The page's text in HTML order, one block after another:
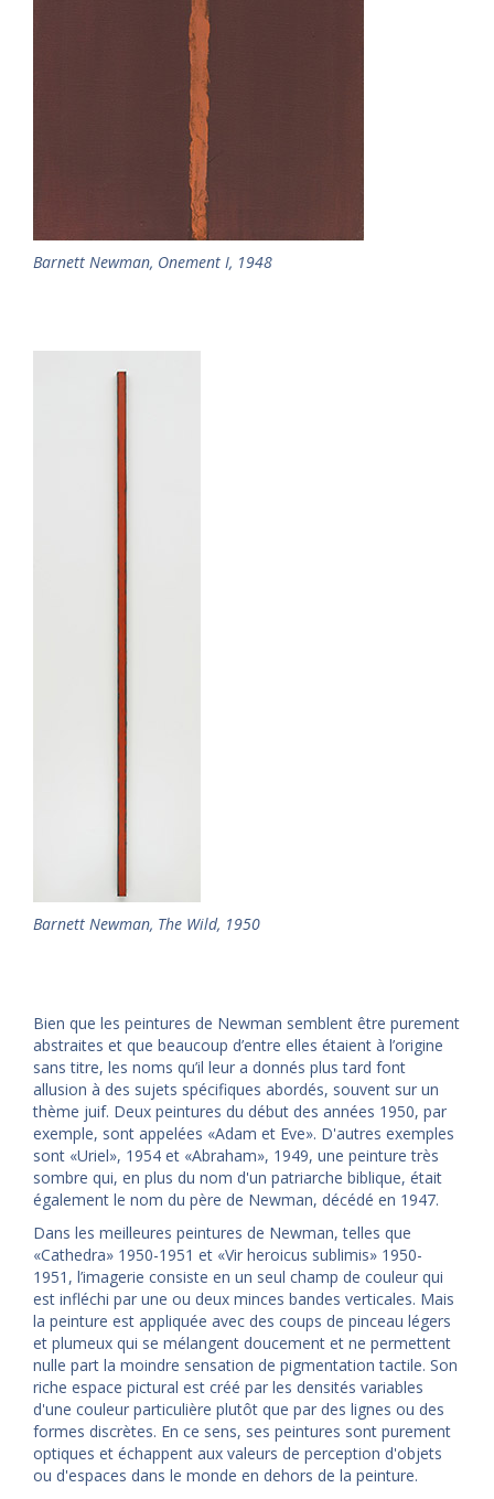
Barnett Newman, Onement I, 1948
Barnett Newman, The Wild, 1950
Bien que les peintures de Newman semblent être purement
abstraites et que beaucoup d’entre elles étaient à l’origine
sans titre, les noms qu’il leur a donnés plus tard font
allusion à des sujets spécifiques abordés, souvent sur un
thème juif. Deux peintures du début des années 1950, par
exemple, sont appelées «Adam et Eve». D'autres exemples
sont «Uriel», 1954 et «Abraham», 1949, une peinture très
sombre qui, en plus du nom d'un patriarche biblique, était
également le nom du père de Newman, décédé en 1947.
Dans les meilleures peintures de Newman, telles que
«Cathedra» 1950-1951 et «Vir heroicus sublimis» 1950-
1951, l’imagerie consiste en un seul champ de couleur qui
est infléchi par une ou deux minces bandes verticales. Mais
la peinture est appliquée avec des coups de pinceau légers
et plumeux qui se mélangent doucement et ne permettent
nulle part la moindre sensation de pigmentation tactile. Son
riche espace pictural est créé par les densités variables
d'une couleur particulière plutôt que par des lignes ou des
formes discrètes. En ce sens, ses peintures sont purement
optiques et échappent aux valeurs de perception d'objets
ou d'espaces dans le monde en dehors de la peinture.